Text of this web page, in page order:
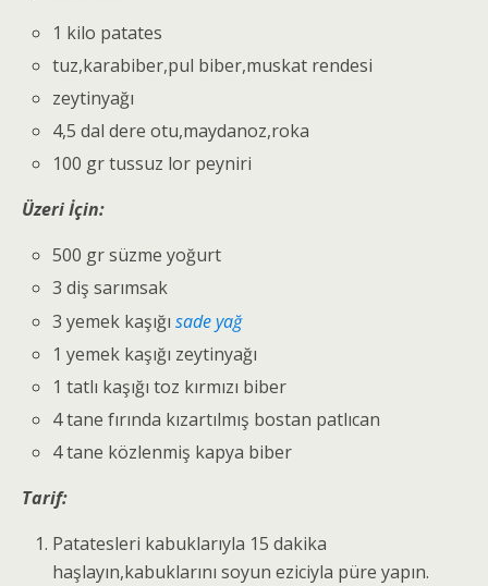
1 kilo patates
tuz,karabiber,pul biber,muskat rendesi
zeytinyağı
4,5 dal dere otu,maydanoz,roka
100 gr tussuz lor peyniri
Üzeri İçin:
500 gr süzme yoğurt
3 diş sarımsak
3 yemek kaşığısade yağ
1 yemek kaşığı zeytinyağı
1 tatlı kaşığı toz kırmızı biber
4 tane fırında kızartılmış bostan patlıcan
4 tane közlenmiş kapya biber
Tarif:
Patatesleri kabuklarıyla 15 dakika
haşlayın,kabuklarını soyun eziciyla püre yapın.